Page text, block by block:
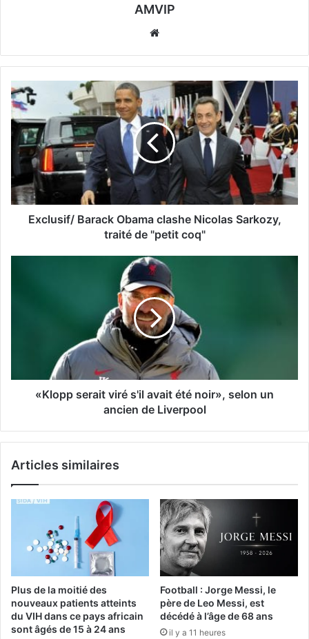
AMVIP
Exclusif/ Barack Obama clashe Nicolas Sarkozy,
traité de "petit coq"
«Klopp serait viré s'il avait été noir», selon un
ancien de Liverpool
Articles similaires
Plus de la moitié des
nouveaux patients atteints
du VIH dans ce pays africain
sont âgés de 15 à 24 ans
Football : Jorge Messi, le
père de Leo Messi, est
décédé à l’âge de 68 ans
il y a 11 heures